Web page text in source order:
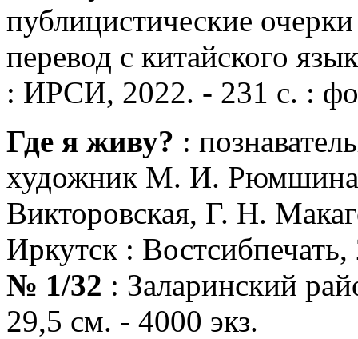
публицистические
перевод с китайского
: ИРСИ, 2022. - 231 с. :
Где я живу? :
художник М. И. Рюмшина
Викторовская, Г. Н.
Иркутск :
№ 1/32 : Заларинский
29,5 см. - 4000 экз.